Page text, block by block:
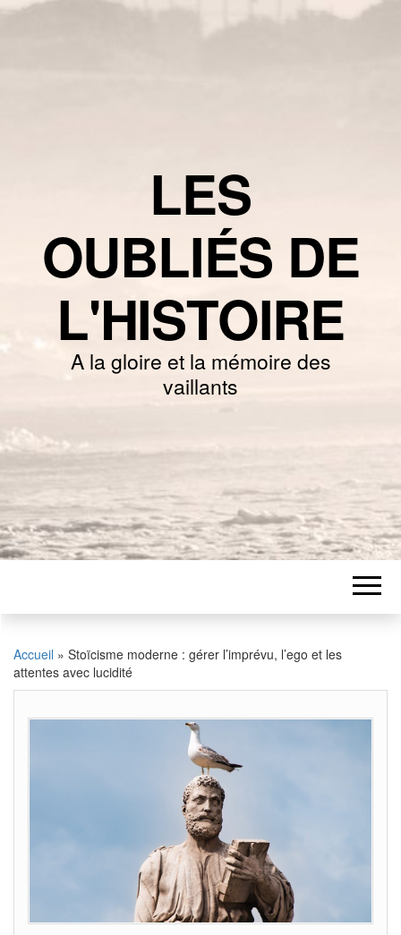
LES
OUBLIÉS DE
L'HISTOIRE
A la gloire et la mémoire des
vaillants
Accueil » Stoïcisme moderne : gérer l’imprévu, l’ego et les
attentes avec lucidité